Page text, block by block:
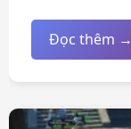
Đọc thêm →